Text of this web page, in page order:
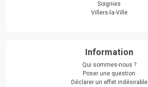
Soignies
Villers-la-Ville
Information
Qui sommes-nous ?
Poser une question
Déclarer un effet indésirable